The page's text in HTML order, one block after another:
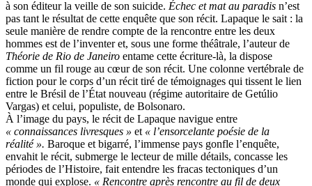
à son éditeur la veille de son suicide. Échec et mat au paradis n’est
pas tant le résultat de cette enquête que son récit. Lapaque le sait : la
seule manière de rendre compte de la rencontre entre les deux
hommes est de l’inventer et, sous une forme théâtrale, l’auteur de
Théorie de Rio de Janeiro entame cette écriture-là, la dispose
comme un fil rouge au cœur de son récit. Une colonne vertébrale de
fiction pour le corps d’un récit tiré de témoignages qui tissent le lien
entre le Brésil de l’État nouveau (régime autoritaire de Getúlio
Vargas) et celui, populiste, de Bolsonaro.
À l’image du pays, le récit de Lapaque navigue entre
« connaissances livresques » et « l’ensorcelante poésie de la
réalité ». Baroque et bigarré, l’immense pays gonfle l’enquête,
envahit le récit, submerge le lecteur de mille détails, concasse les
périodes de l’Histoire, fait entendre les fracas tectoniques d’un
monde qui explose. « Rencontre après rencontre au fil de deux